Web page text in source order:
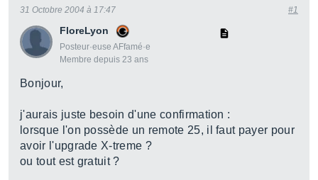
FloreLyon
Posteur·euse AFfamé·e
Membre depuis 23 ans
31 Octobre 2004 à 17:47 #1
Bonjour,
j'aurais juste besoin d'une confirmation :
lorsque l'on possède un remote 25, il faut payer pour
avoir l'upgrade X-treme ?
ou tout est gratuit ?